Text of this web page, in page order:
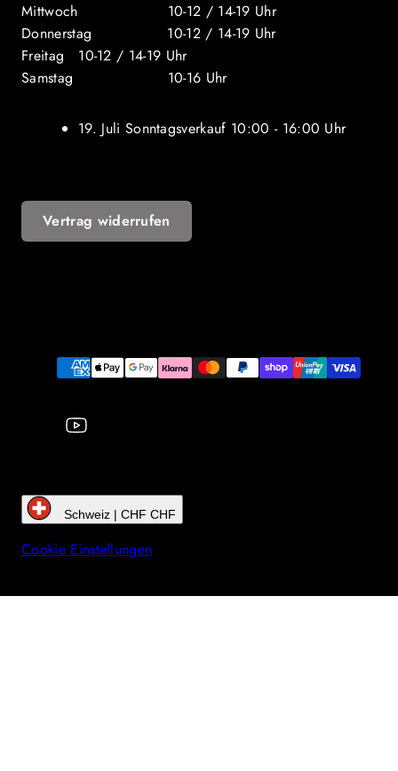
Mittwoch 10-12 / 14-19 Uhr
Donnerstag 10-12 / 14-19 Uhr
Freitag 10-12 / 14-19 Uhr
Samstag 10-16 Uhr
19. Juli Sonntagsverkauf 10:00 - 16:00 Uhr
Vertrag widerrufen
Zahlungsarten
YouTube
Schweiz | CHF CHF
Cookie Einstellungen